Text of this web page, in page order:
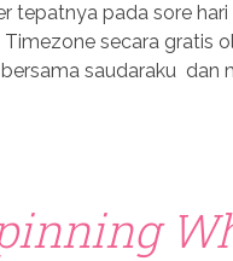
tepatnya pada sore
secara gratis
saudaraku dan